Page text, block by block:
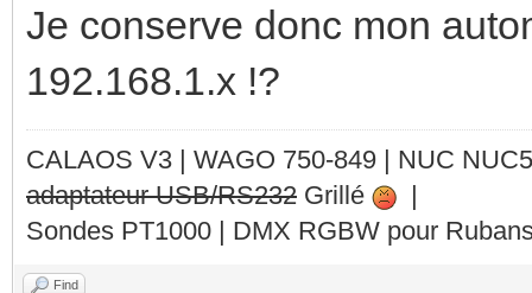
Je conserve donc mon
192.168.1.x !?
CALAOS V3 | WAGO 750-849 | NUC
adaptateur USB/RS232 Grillé
|
Sondes PT1000 | DMX RGBW pour
Find